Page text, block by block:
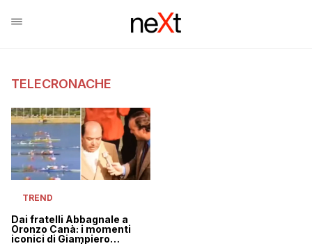
TELECRONACHE
TREND
Dai fratelli Abbagnale a
Oronzo Canà: i momenti
iconici di Giampiero